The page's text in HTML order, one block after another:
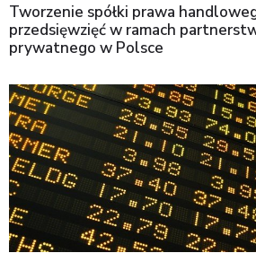
Tworzenie spółki prawa
przedsięwzięć w ramach
prywatnego w Polsce